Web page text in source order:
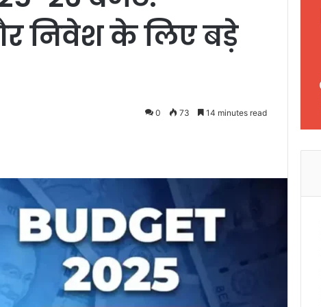
निवेश के लिए बड़े
0 73 14 minutes read